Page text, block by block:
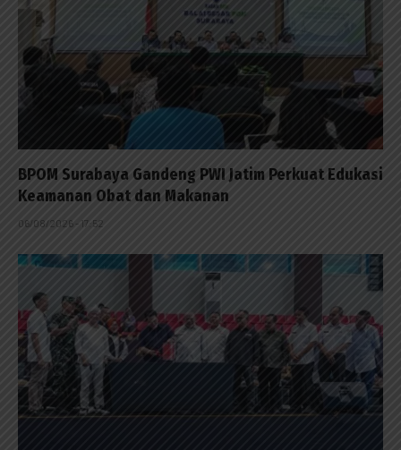
BPOM Surabaya Gandeng PWI Jatim Perkuat Edukasi
Keamanan Obat dan Makanan
06/08/2026 - 17:52